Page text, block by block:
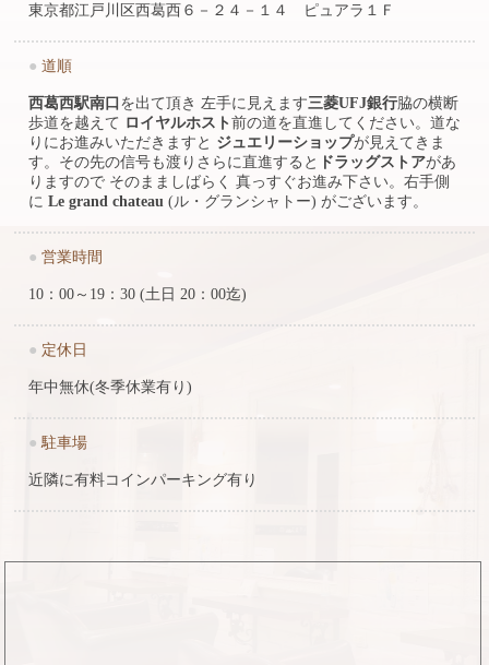
東京都江戸川区西葛西６－２４－１４ ピュアラ１Ｆ
● 道順
西葛西駅南口 を出て頂き 左手に見えます三菱UFJ銀行脇の横断
歩道を越えて ロイヤルホスト 前の道を直進してください。道な
りにお進みいただきますと ジュエリーショップが見えてきま
す。その先の信号も渡りさらに直進すると ドラッグストアがあ
りますので そのまましばらく 真っすぐお進み下さい。右手側
に Le grand chateau (ル・グランシャトー) がございます。
● 営業時間
10：00～19：30 (土日 20：00迄)
● 定休日
年中無休(冬季休業有り)
● 駐車場
近隣に有料コインパーキング有り